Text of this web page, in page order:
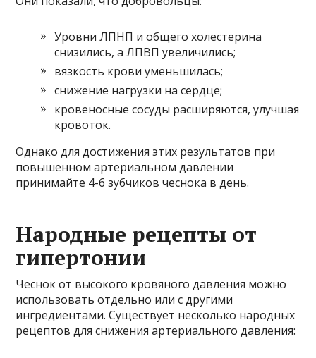
Уровни ЛПНП и общего холестерина
снизились, а ЛПВП увеличились;
вязкость крови уменьшилась;
снижение нагрузки на сердце;
кровеносные сосуды расширяются, улучшая
кровоток.
Однако для достижения этих результатов при
повышенном артериальном давлении
принимайте 4-6 зубчиков чеснока в день.
Народные рецепты от
гипертонии
Чеснок от высокого кровяного давления можно
использовать отдельно или с другими
ингредиентами. Существует несколько народных
рецептов для снижения артериального давления: